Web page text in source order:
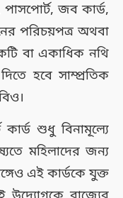
পাসপোর্ট, জব কার্ড,
পরিচয়পত্র অথবা
বা একাধিক নথি
হবে সাম্প্রতিক
কার্ড শুধু বিনামূল্যে
মহিলাদের জন্য
এই কার্ডকে যুক্ত